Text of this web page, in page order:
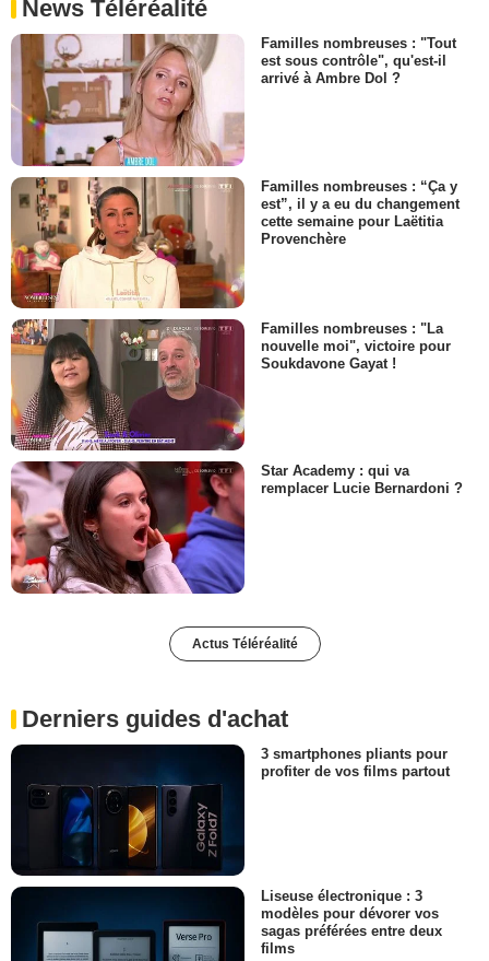
News Téléréalité
Familles nombreuses : "Tout
est sous contrôle", qu'est-il
arrivé à Ambre Dol ?
Familles nombreuses : “Ça y
est”, il y a eu du changement
cette semaine pour Laëtitia
Provenchère
Familles nombreuses : "La
nouvelle moi", victoire pour
Soukdavone Gayat !
Star Academy : qui va
remplacer Lucie Bernardoni ?
Actus Téléréalité
Derniers guides d'achat
3 smartphones pliants pour
profiter de vos films partout
Liseuse électronique : 3
modèles pour dévorer vos
sagas préférées entre deux
films